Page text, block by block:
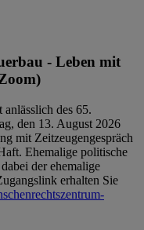
- Leben mit
des 65.
den 13. August 2026
mit Zeitzeugengespräch
Ehemalige politische
der ehemalige
erhalten Sie